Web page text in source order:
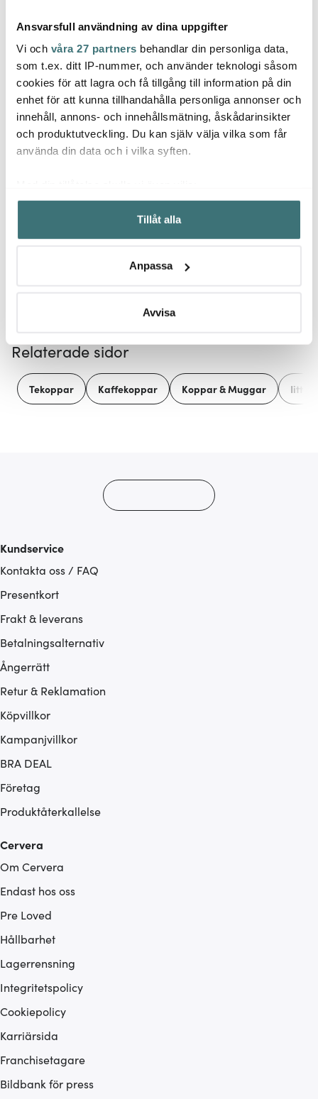
Ansvarsfull användning av dina uppgifter
Vi och våra 27 partners behandlar din personliga data,
som t.ex. ditt IP-nummer, och använder teknologi såsom
cookies för att lagra och få tillgång till information på din
enhet för att kunna tillhandahålla personliga annonser och
innehåll, annons- och innehållsmätning, åskådarinsikter
och produktutveckling. Du kan själv välja vilka som får
använda din data och i vilka syften.
Samla in information om din geografiska plats som
kan ha en noggrannhet på upp till flera meter
Identifiera din enhet genom att aktivt skanna den för
Ta reda på mer om hur dina personliga uppgifter
Du kan ändra eller dra tillbaka ditt samtycke när som
Vi använder cookies för att innehållet och annonserna
ska anpassas efter det som vi tror att du tycker om. Det
gör också att vi kan analysera vår trafik och göra
Tillåt alla
Anpassa
Avvisa
Iittala
Taika Espressokopp 10
cl Blå
199 kr
Iittala
Taika Cappuccinokopp
20 cl Blå
229 kr
Låt dig inspireras av våra kunder
Relaterade sidor
Tekoppar Kaffekoppar Koppar & Muggar Iittala
Kundservice
Kontakta oss / FAQ
Presentkort
Frakt & leverans
Betalningsalternativ
Ångerrätt
Retur & Reklamation
Köpvillkor
Kampanjvillkor
BRA DEAL
Företag
Produktåterkallelse
Cervera
Om Cervera
Endast hos oss
Pre Loved
Hållbarhet
Lagerrensning
Integritetspolicy
Cookiepolicy
Karriärsida
Franchisetagare
Bildbank för press